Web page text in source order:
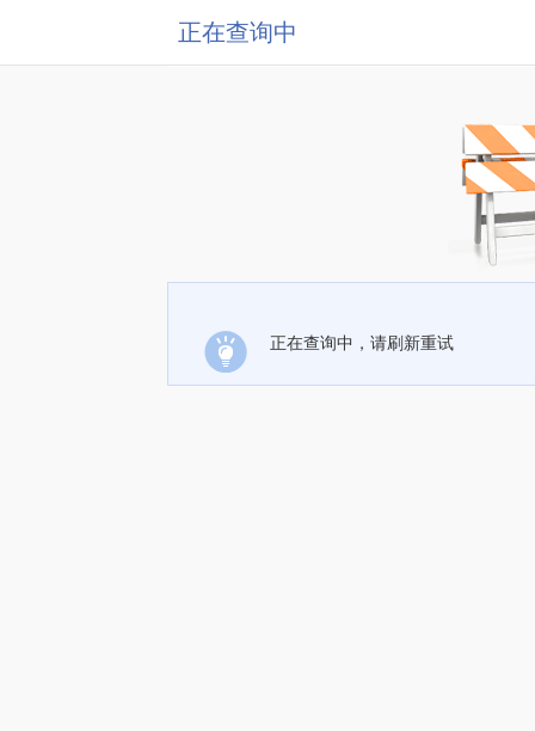
正在查询中
正在查询中，请刷新重试